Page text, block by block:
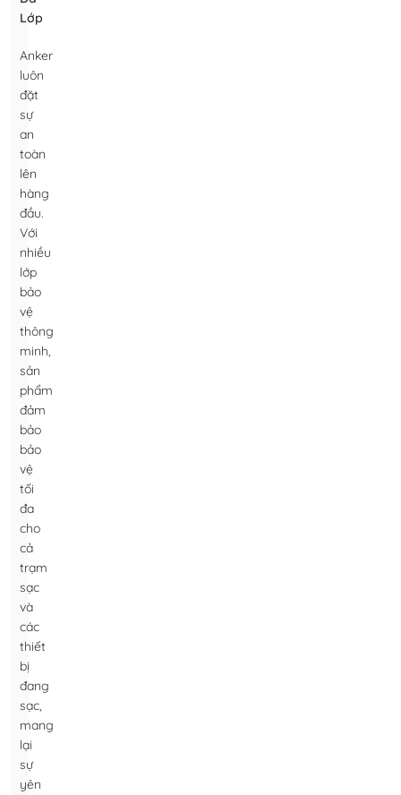
Lớp
Anker
luôn
đặt
sự
an
toàn
lên
hàng
đầu.
Với
nhiều
lớp
bảo
vệ
thông
minh,
sản
phẩm
đảm
bảo
bảo
vệ
tối
đa
cho
cả
trạm
sạc
và
các
thiết
bị
đang
sạc,
mang
lại
sự
yên